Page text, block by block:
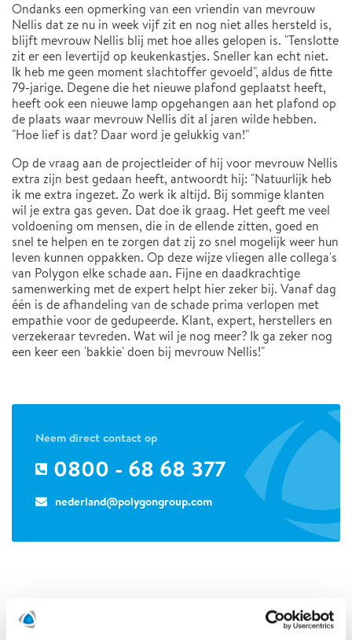
Ondanks een opmerking van een vriendin van mevrouw
Nellis dat ze nu in week vijf zit en nog niet alles hersteld is,
blijft mevrouw Nellis blij met hoe alles gelopen is. "Tenslotte
zit er een levertijd op keukenkastjes. Sneller kan echt niet.
Ik heb me geen moment slachtoffer gevoeld", aldus de fitte
79-jarige. Degene die het nieuwe plafond geplaatst heeft,
heeft ook een nieuwe lamp opgehangen aan het plafond op
de plaats waar mevrouw Nellis dit al jaren wilde hebben.
"Hoe lief is dat? Daar word je gelukkig van!"
Op de vraag aan de projectleider of hij voor mevrouw Nellis
extra zijn best gedaan heeft, antwoordt hij: "Natuurlijk heb
ik me extra ingezet. Zo werk ik altijd. Bij sommige klanten
wil je extra gas geven. Dat doe ik graag. Het geeft me veel
voldoening om mensen, die in de ellende zitten, goed en
snel te helpen en te zorgen dat zij zo snel mogelijk weer hun
leven kunnen oppakken. Op deze wijze vliegen alle collega's
van Polygon elke schade aan. Fijne en daadkrachtige
samenwerking met de expert helpt hier zeker bij. Vanaf dag
één is de afhandeling van de schade prima verlopen met
empathie voor de gedupeerde. Klant, expert, herstellers en
verzekeraar tevreden. Wat wil je nog meer? Ik ga zeker nog
een keer een 'bakkie' doen bij mevrouw Nellis!"
Neem direct contact op
0800 - 68 68 377
nederland@polygongroup.com